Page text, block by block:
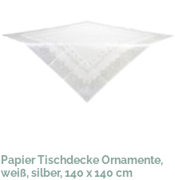
Papier Tischdecke Ornamente,
weiß, silber, 140 x 140 cm